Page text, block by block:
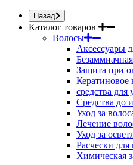
Назад
Каталог товаров
Волосы
Аксессуары
Защита при
средства для
Средства до
Уход за
Лечение
Уход за
Расчески для
Химическая